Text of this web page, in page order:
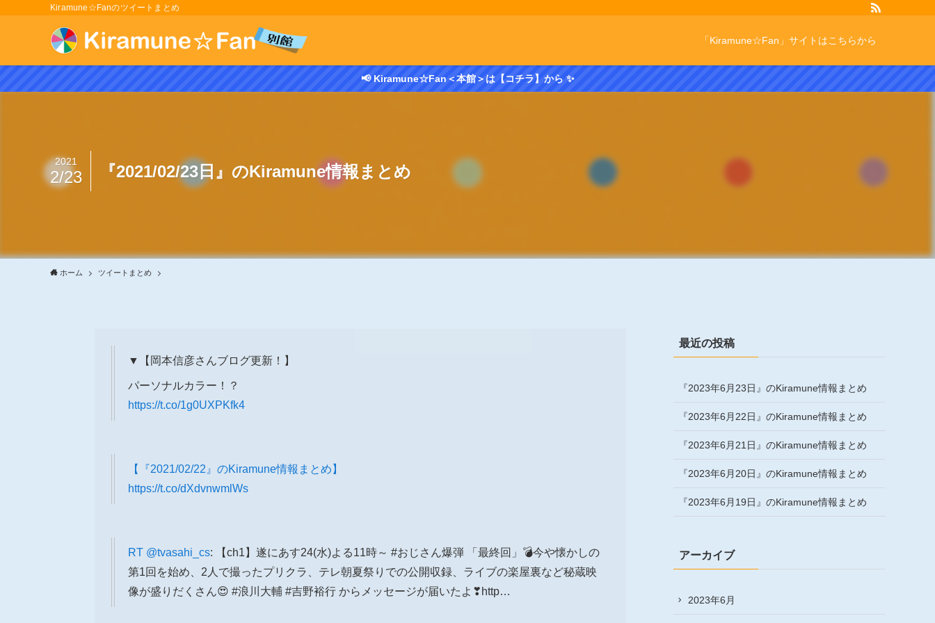
Kiramune☆Fanのツイートまとめ
「Kiramune☆Fan」サイトはこちらから
📢 Kiramune☆Fan＜本館＞は【コチラ】から ✨
『2021/02/23日』のKiramune情報まとめ
2021
2/23
ホーム ツイートまとめ
▼【岡本信彦さんブログ更新！】
パーソナルカラー！？
https://t.co/1g0UXPKfk4
【『2021/02/22』のKiramune情報まとめ】
https://t.co/dXdvnwmlWs
RT @tvasahi_cs: 【ch1】遂にあす24(水)よる11時～ #おじさん爆弾 「最終回」💣今や懐かしの
第1回を始め、2人で撮ったプリクラ、テレ朝夏祭りでの公開収録、ライブの楽屋裏など秘蔵映
像が盛りだくさん😍 #浪川大輔 #吉野裕行 からメッセージが届いたよ❣http…
最近の投稿
『2023年6月23日』のKiramune情報まとめ
『2023年6月22日』のKiramune情報まとめ
『2023年6月21日』のKiramune情報まとめ
『2023年6月20日』のKiramune情報まとめ
『2023年6月19日』のKiramune情報まとめ
アーカイブ
2023年6月